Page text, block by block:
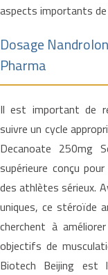
aspects importants de
Dosage
Pharma
Il est important de
suivre un cycle
Decanoate 250mg
supérieure conçu
des athlètes sérieux.
uniques, ce stéroïde
cherchent à
objectifs de
Biotech Beijing est